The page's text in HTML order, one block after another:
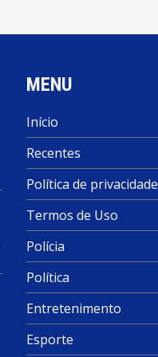
MENU
Início
Recentes
Política de privacidade
Termos de Uso
Polícia
Política
Entretenimento
Esporte